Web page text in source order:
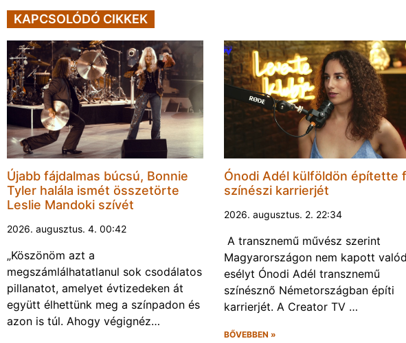
KAPCSOLÓDÓ CIKKEK
Újabb fájdalmas búcsú, Bonnie
Tyler halála ismét összetörte
Leslie Mandoki szívét
2026. augusztus. 4. 00:42
„Köszönöm azt a
megszámlálhatatlanul sok csodálatos
pillanatot, amelyet évtizedeken át
együtt élhettünk meg a színpadon és
azon is túl. Ahogy végignéz…
Ónodi Adél külföldön építette
színészi karrierjét
2026. augusztus. 2. 22:34
A transznemű művész szerint
Magyarországon nem kapott
esélyt Ónodi Adél transznemű
színésznő Németországban építi
karrierjét. A Creator TV …
BŐVEBBEN »